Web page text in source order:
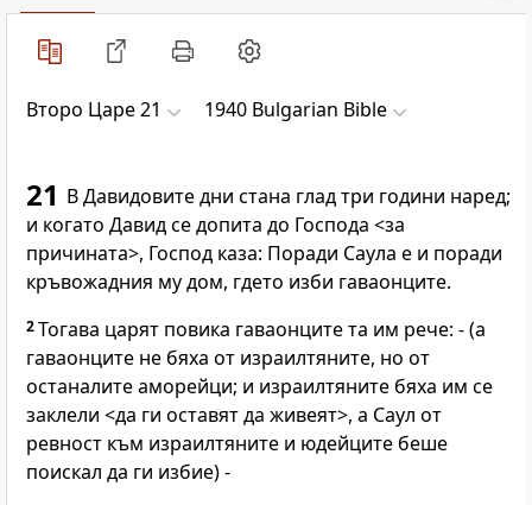
Второ Царе 21 1940 Bulgarian Bible
21 В Давидовите дни стана глад три години наред;
и когато Давид се допита до Господа <за
причината>, Господ каза: Поради Саула е и поради
кръвожадния му дом, гдето изби гаваонците.
2Тогава царят повика гаваонците та им рече: - (а
гаваонците не бяха от израилтяните, но от
останалите аморейци; и израилтяните бяха им се
заклели <да ги оставят да живеят>, а Саул от
ревност към израилтяните и юдейците беше
поискал да ги избие) -